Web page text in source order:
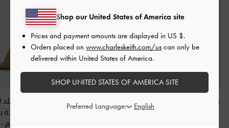
صندل مفتوح من الخلف
منسوج من الشمواه
سلايدز من الجلد
الصناعي مزودة
معدنية وإبزيم
Shop our United States of America site
Prices and payment amounts are displayed in US $.
Orders placed on www.charleskeith.com/us can only be
delivered within United States of America.
SHOP UNITED STATES OF AMERICA SITE
Preferred Language: